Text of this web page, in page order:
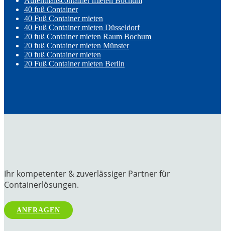
40 fuß Container
40 Fuß Container mieten
40 Fuß Container mieten Düsseldorf
20 fuß Container mieten Raum Bochum
20 fuß Container mieten Münster
20 fuß Container mieten
20 Fuß Container mieten Berlin
Ihr kompetenter & zuverlässiger Partner für
Containerlösungen.
ANFRAGEN